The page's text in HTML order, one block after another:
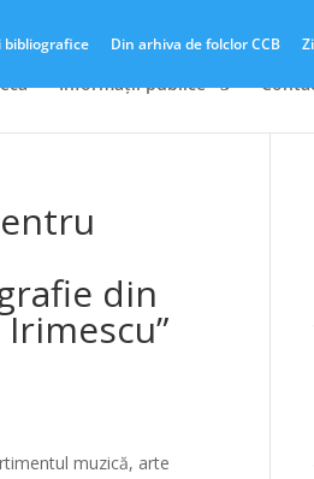
Din arhiva de folclor CCB
Informații publice
din
muzică, arte